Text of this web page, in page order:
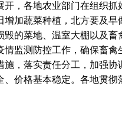
开，各地农业部门在组织
增加蔬菜种植，北方要及
毁的菜地、温室大棚以及
监测防控工作，确保畜
，落实责任分工，加强
、价格基本稳定。各地贯